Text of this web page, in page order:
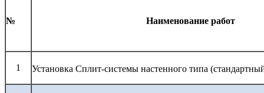
№ Наименование работ
1 Установка Сплит-системы настенного типа